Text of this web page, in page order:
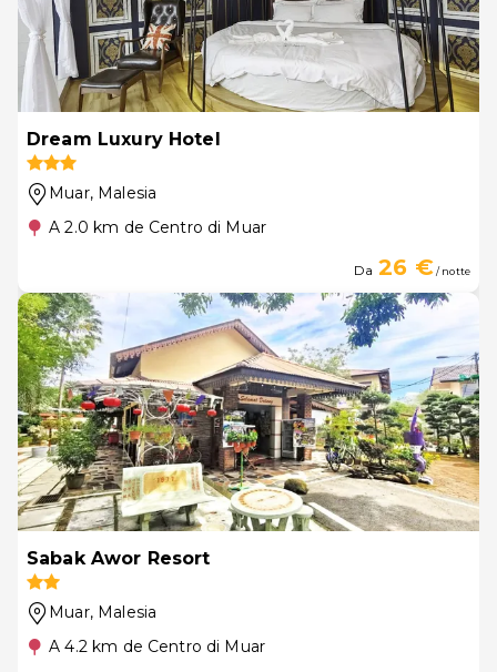
Dream Luxury Hotel
Muar, Malesia
A 2.0 km de Centro di Muar
Da 26 €/ notte
Sabak Awor Resort
Muar, Malesia
A 4.2 km de Centro di Muar